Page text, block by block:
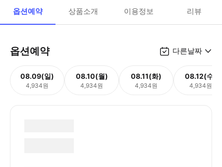
옵션예약 상품소개 이용정보 리뷰
옵션예약 다른날짜
08.09(일)
4,934원
08.10(월)
4,934원
08.11(화)
4,934원
08.12(수)
4,934원